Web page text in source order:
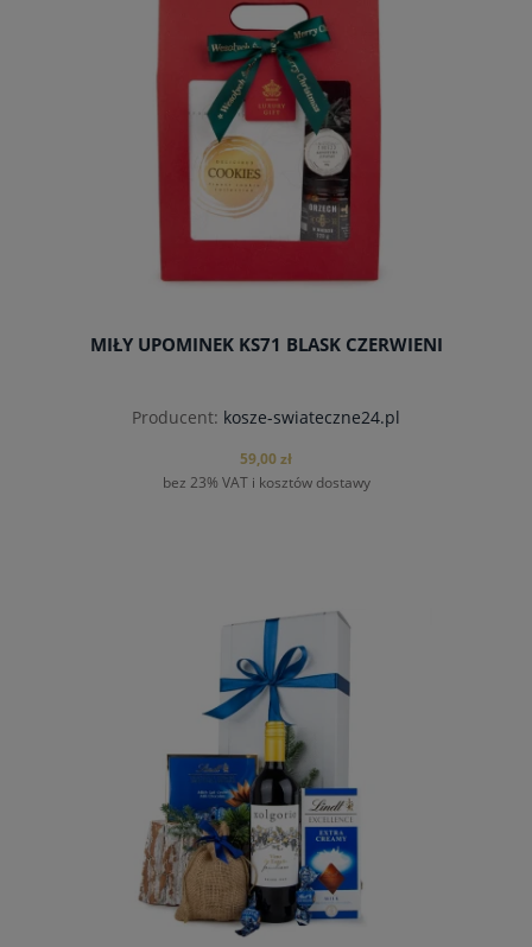
MIŁY UPOMINEK KS71 BLASK CZERWIENI
Producent: kosze-swiateczne24.pl
59,00 zł
bez 23% VAT i kosztów dostawy